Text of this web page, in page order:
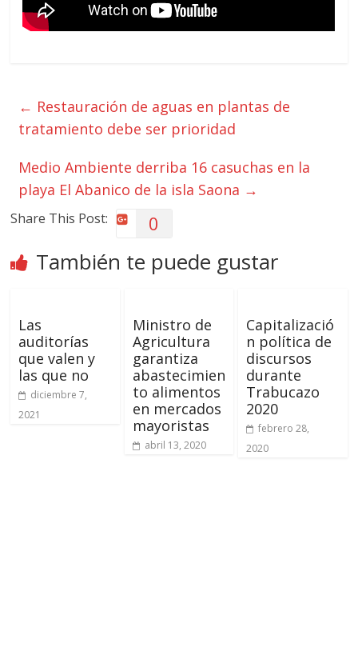
← Restauración de aguas en plantas de
tratamiento debe ser prioridad
Medio Ambiente derriba 16 casuchas en la
playa El Abanico de la isla Saona →
Share This Post: 0
También te puede gustar
Las
auditorías
que valen y
las que no
diciembre 7,
2021
Ministro de
Agricultura
garantiza
abastecimien
to alimentos
en mercados
mayoristas
abril 13, 2020
Capitalizació
n política de
discursos
durante
Trabucazo
2020
febrero 28,
2020